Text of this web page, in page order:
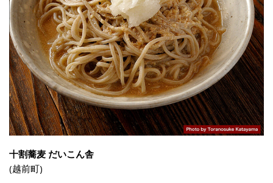
十割蕎麦 だいこん舎
(越前町)